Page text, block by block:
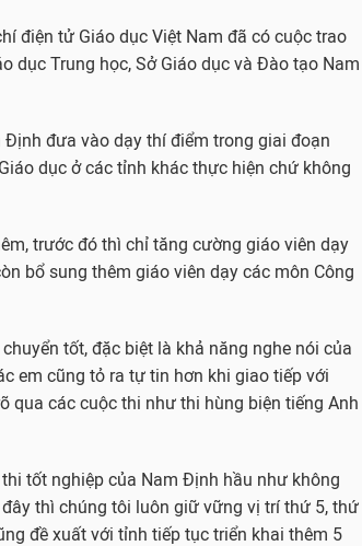
điện tử Giáo dục Việt Nam đã có cuộc trao
dục Trung học, Sở Giáo dục và Đào tạo Nam
đưa vào dạy thí điểm trong giai đoạn
dục ở các tỉnh khác thực hiện chứ không
trước đó thì chỉ tăng cường giáo viên dạy
bổ sung thêm giáo viên dạy các môn Công
tốt, đặc biệt là khả năng nghe nói của
em cũng tỏ ra tự tin hơn khi giao tiếp với
qua các cuộc thi như thi hùng biện tiếng Anh
tốt nghiệp của Nam Định hầu như không
thì chúng tôi luôn giữ vững vị trí thứ 5, thứ
đề xuất với tỉnh tiếp tục triển khai thêm 5